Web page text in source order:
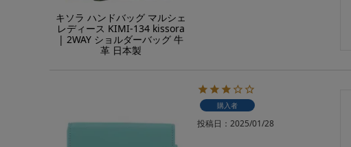
キソラ ハンドバッグ マルシェ
レディース KIMI-134 kissora
| 2WAY ショルダーバッグ 牛
革 日本製
購入者
投稿日 2025/01/28